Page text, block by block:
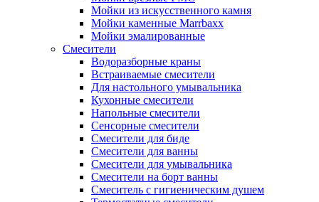
Мойки из искусственного камня
Мойки каменные Marrbaxx
Мойки эмалированные
Смесители
Водоразборные краны
Встраиваемые смесители
Для настольного умывальника
Кухонные смесители
Напольные смесители
Сенсорные смесители
Смесители для биде
Смесители для ванны
Смесители для умывальника
Смесители на борт ванны
Смеситель с гигиеническим душем